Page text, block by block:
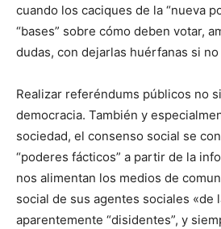
cuando los caciques de la “nueva
“bases” sobre cómo deben votar,
dudas, con dejarlas huérfanas si
Realizar referéndums públicos no
democracia. También y
sociedad, el consenso social se
“poderes fácticos” a partir de la
nos alimentan los medios de
social de sus agentes sociales «de
aparentemente “disidentes”, y